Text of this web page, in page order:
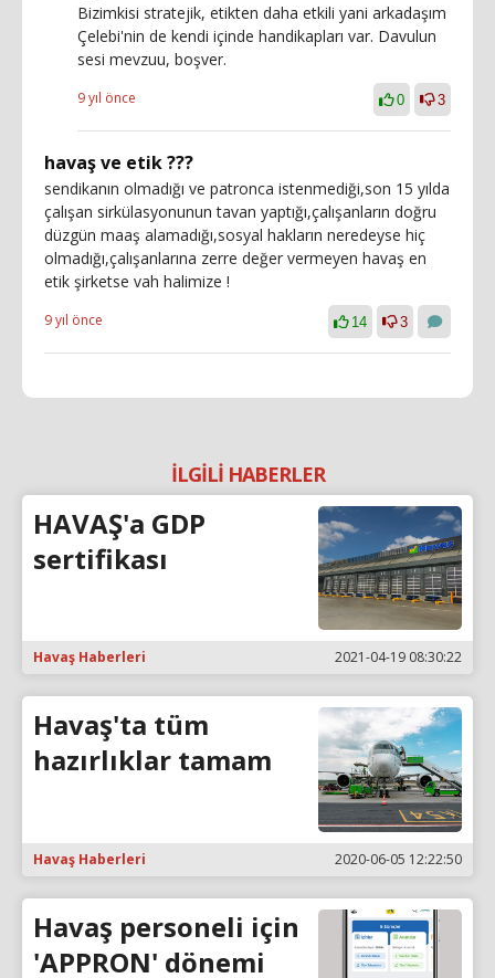
Bizimkisi stratejik, etikten daha etkili yani arkadaşım
Çelebi'nin de kendi içinde handikapları var. Davulun
sesi mevzuu, boşver.
9 yıl önce 0 3
havaş ve etik ???
sendikanın olmadığı ve patronca istenmediği,son 15 yılda
çalışan sirkülasyonunun tavan yaptığı,çalışanların doğru
düzgün maaş alamadığı,sosyal hakların neredeyse hiç
olmadığı,çalışanlarına zerre değer vermeyen havaş en
etik şirketse vah halimize !
9 yıl önce 14 3
İLGİLİ HABERLER
HAVAŞ'a GDP
sertifikası
Havaş Haberleri 2021-04-19 08:30:22
Havaş'ta tüm
hazırlıklar tamam
Havaş Haberleri 2020-06-05 12:22:50
Havaş personeli için
'APPRON' dönemi